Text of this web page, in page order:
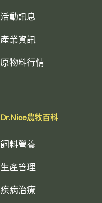
活動訊息
產業資訊
原物料行情
Dr.Nice農牧百科
飼料營養
生產管理
疾病治療